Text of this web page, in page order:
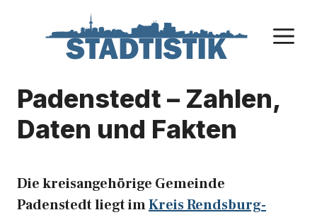
Padenstedt – Zahlen,
Daten und Fakten
Die kreisangehörige Gemeinde
Padenstedt liegt imKreis Rendsburg-